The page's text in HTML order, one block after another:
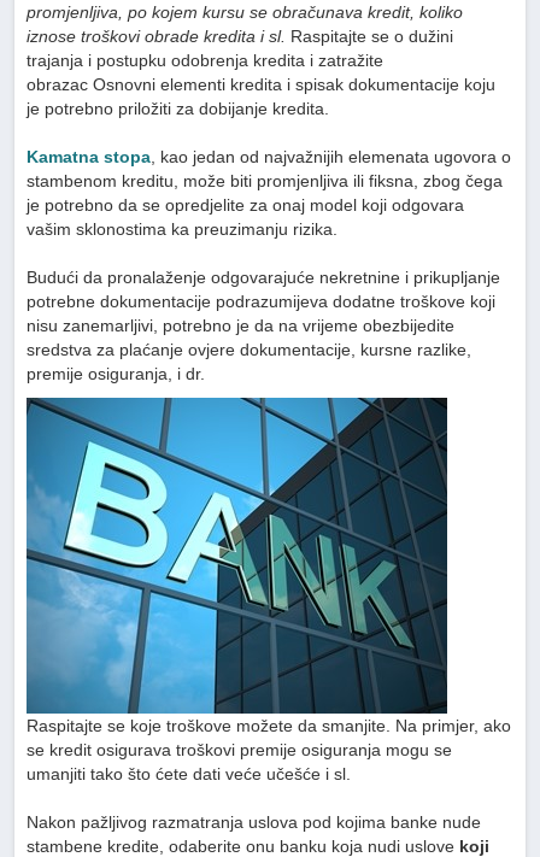
promjenljiva, po kojem kursu se obračunava kredit, koliko
iznose troškovi obrade kredita i sl. Raspitajte se o dužini
trajanja i postupku odobrenja kredita i zatražite
obrazac Osnovni elementi kredita i spisak dokumentacije koju
je potrebno priložiti za dobijanje kredita.
Kamatna stopa, kao jedan od najvažnijih elemenata ugovora o
stambenom kreditu, može biti promjenljiva ili fiksna, zbog čega
je potrebno da se opredjelite za onaj model koji odgovara
vašim sklonostima ka preuzimanju rizika.
Budući da pronalaženje odgovarajuće nekretnine i prikupljanje
potrebne dokumentacije podrazumijeva dodatne troškove koji
nisu zanemarljivi, potrebno je da na vrijeme obezbijedite
sredstva za plaćanje ovjere dokumentacije, kursne razlike,
premije osiguranja, i dr.
Raspitajte se koje troškove možete da smanjite. Na primjer, ako
se kredit osigurava troškovi premije osiguranja mogu se
umanjiti tako što ćete dati veće učešće i sl.
Nakon pažljivog razmatranja uslova pod kojima banke nude
stambene kredite, odaberite onu banku koja nudi uslove koji